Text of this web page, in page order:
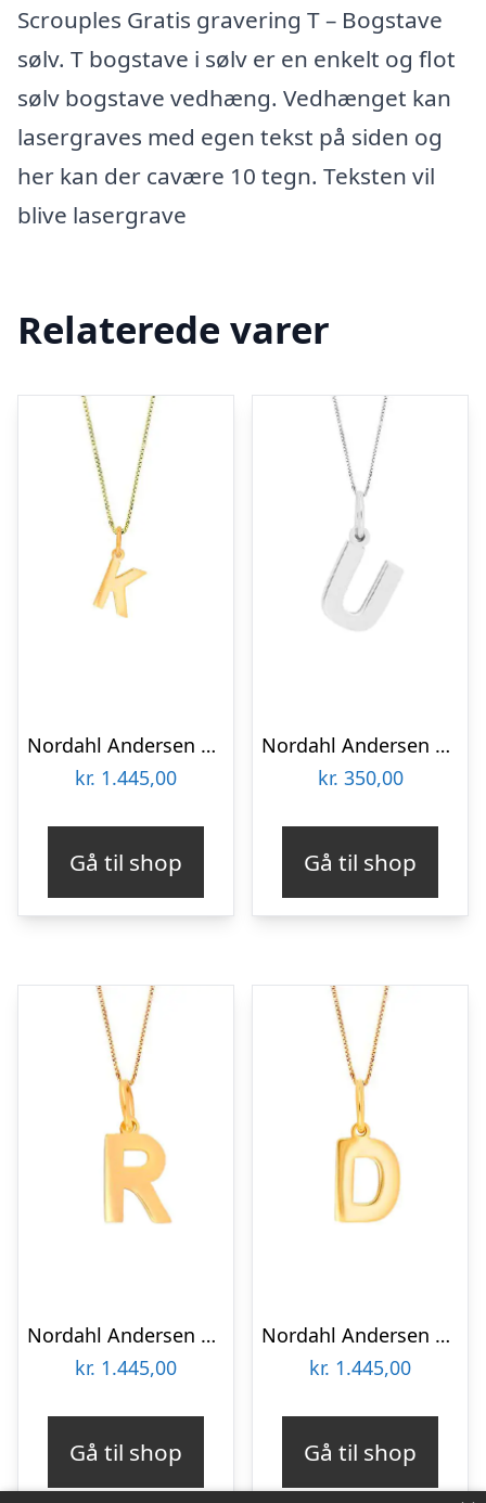
Scrouples Gratis gravering T – Bogstave
sølv. T bogstave i sølv er en enkelt og flot
sølv bogstave vedhæng. Vedhænget kan
lasergraves med egen tekst på siden og
her kan der cavære 10 tegn. Teksten vil
blive lasergrave
Relaterede varer
Nordahl Andersen 14 kt bogstav K
kr. 1.445,00
Gå til shop
Nordahl Andersen sølv bogstav U
kr. 350,00
Gå til shop
Nordahl Andersen 14 kt bogstav R
kr. 1.445,00
Gå til shop
Nordahl Andersen 14 kt bogstav D
kr. 1.445,00
Gå til shop